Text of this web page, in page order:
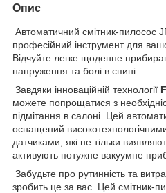
Опис
Автоматичний смітник-пилосос
професійний інструмент для
Відчуйте легке щоденне
напруження та болі в спині.
Завдяки інноваційній технології
можете попрощатися з
підмітання в салоні. Цей
оснащений
датчиками, які не тільки
активують потужне вакуумне
Забудьте про рутинність та
зробить це за вас. Цей смітник-